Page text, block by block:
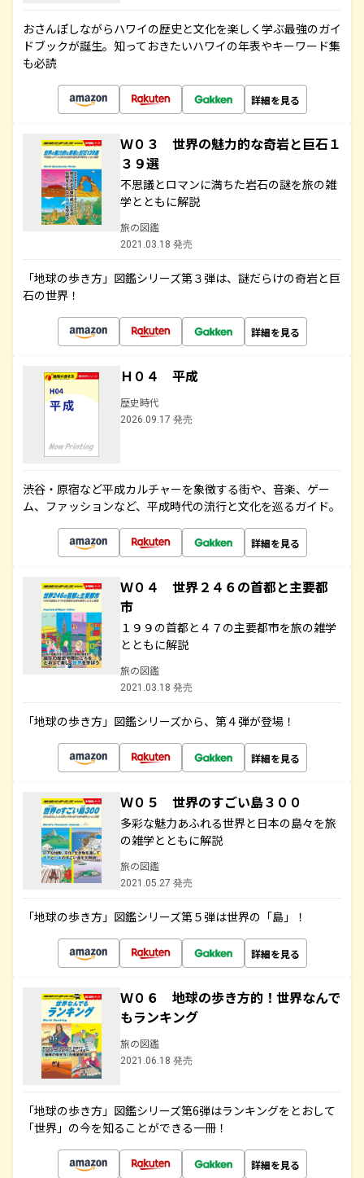
おさんぽしながらハワイの歴史と文化を楽しく学ぶ最強のガイ
ドブックが誕生。知っておきたいハワイの年表やキーワード集
も必読
詳細を見る
Ｗ０３ 世界の魅力的な奇岩と巨石１
３９選
不思議とロマンに満ちた岩石の謎を旅の雑
学とともに解説
旅の図鑑
2021.03.18 発売
「地球の歩き方」図鑑シリーズ第３弾は、謎だらけの奇岩と巨
石の世界！
詳細を見る
Ｈ０４ 平成
歴史時代
2026.09.17 発売
渋谷・原宿など平成カルチャーを象徴する街や、音楽、ゲー
ム、ファッションなど、平成時代の流行と文化を巡るガイド。
詳細を見る
Ｗ０４ 世界２４６の首都と主要都
市
１９９の首都と４７の主要都市を旅の雑学
とともに解説
旅の図鑑
2021.03.18 発売
「地球の歩き方」図鑑シリーズから、第４弾が登場！
詳細を見る
Ｗ０５ 世界のすごい島３００
多彩な魅力あふれる世界と日本の島々を旅
の雑学とともに解説
旅の図鑑
2021.05.27 発売
「地球の歩き方」図鑑シリーズ第５弾は世界の「島」！
詳細を見る
Ｗ０６ 地球の歩き方的！世界なんで
もランキング
旅の図鑑
2021.06.18 発売
「地球の歩き方」図鑑シリーズ第6弾はランキングをとおして
「世界」の今を知ることができる一冊！
詳細を見る